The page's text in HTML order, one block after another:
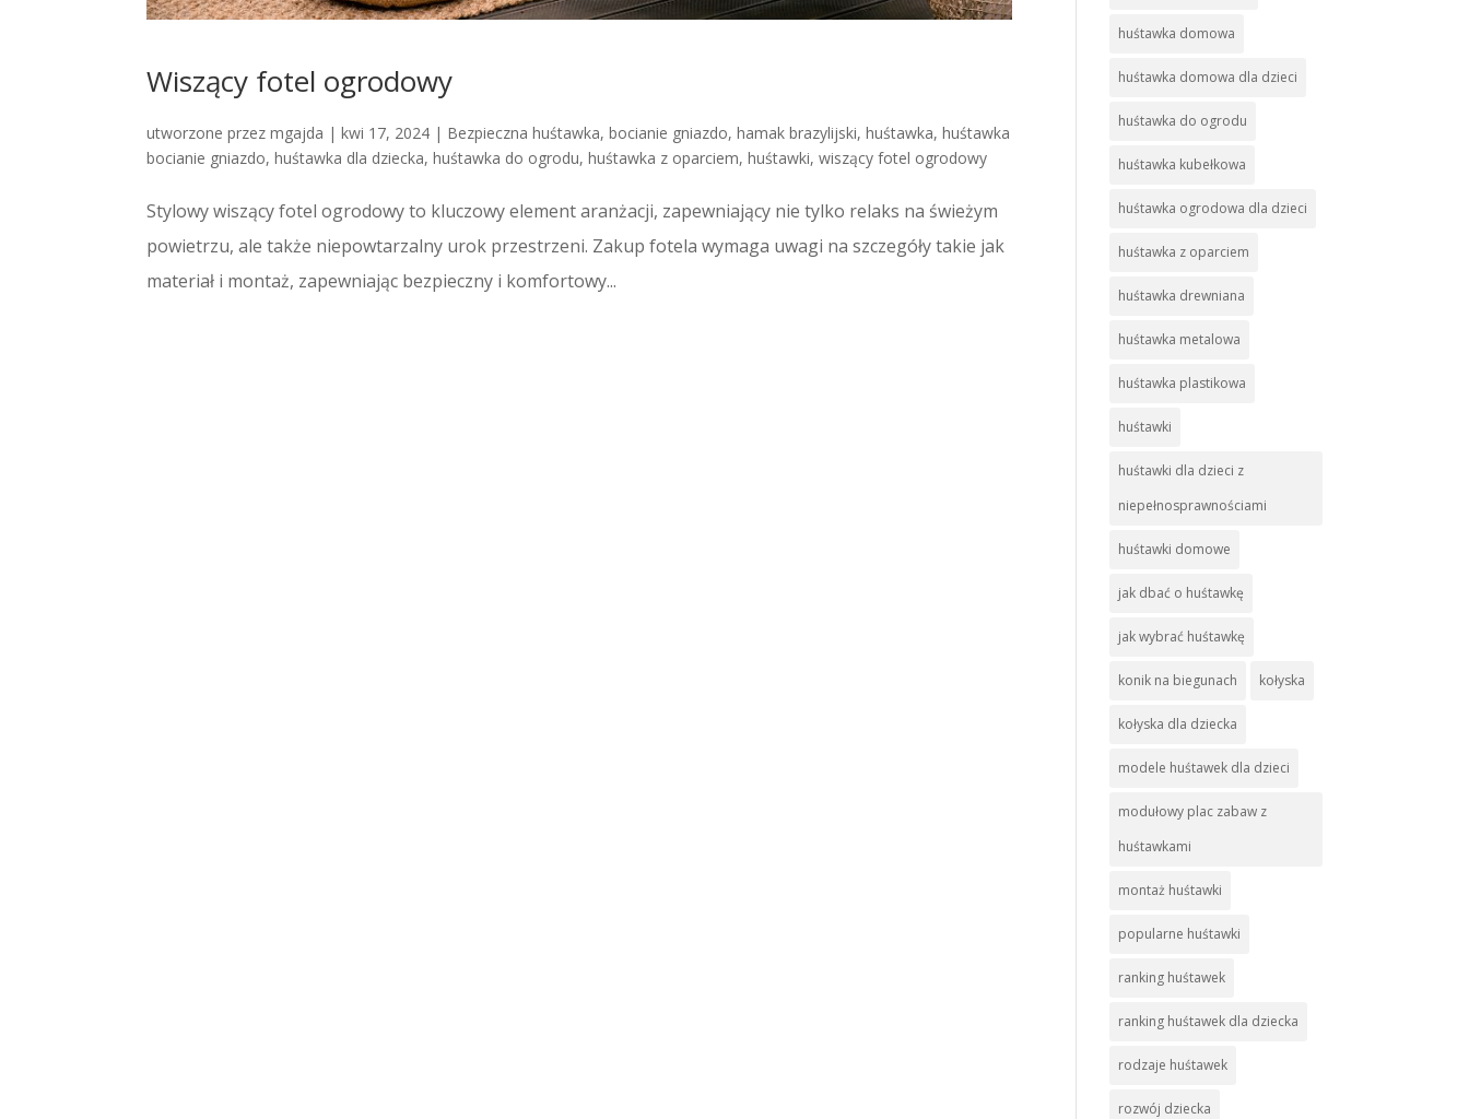
Wiszący fotel ogrodowy
utworzone przezmgajda |kwi 17, 2024 | Bezpieczna huśtawka,bocianie gniazdo,hamak brazylijski,huśtawka,huśtawka
bocianie gniazdo,huśtawka dla dziecka,huśtawka do ogrodu,huśtawka z oparciem,huśtawki,wiszący fotel ogrodowy
Stylowy wiszący fotel ogrodowy to kluczowy element aranżacji, zapewniający nie tylko relaks na świeżym
powietrzu, ale także niepowtarzalny urok przestrzeni. Zakup fotela wymaga uwagi na szczegóły takie jak
materiał i montaż, zapewniając bezpieczny i komfortowy...
huśtawka domowa
huśtawka domowa dla dzieci
huśtawka do ogrodu
huśtawka kubełkowa
huśtawka ogrodowa dla dzieci
huśtawka z oparciem
huśtawka drewniana
huśtawka metalowa
huśtawka plastikowa
huśtawki
huśtawki dla dzieci z
niepełnosprawnościami
huśtawki domowe
jak dbać o huśtawkę
jak wybrać huśtawkę
konik na biegunach kołyska
kołyska dla dziecka
modele huśtawek dla dzieci
modułowy plac zabaw z
huśtawkami
montaż huśtawki
popularne huśtawki
ranking huśtawek
ranking huśtawek dla dziecka
rodzaje huśtawek
rozwój dziecka